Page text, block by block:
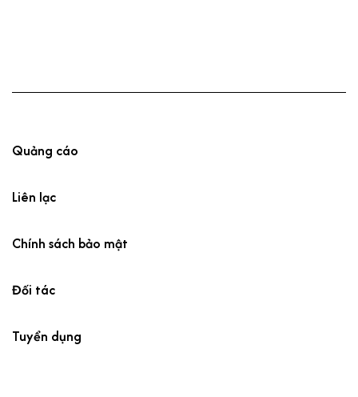
Quảng cáo
Liên lạc
Chính sách bảo mật
Đối tác
Tuyển dụng